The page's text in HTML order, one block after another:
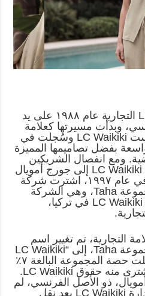
تأسست علامة LC Waikiki التجارية عام ١٩٨٨ على يد
وبدأت مسيرتها كعلامة
تجارية للبيع بالجملة. تأسست LC Waikiki وسُجلت في
بفضل تصاميمها المميزة
ومع انفصال الشريكين
المؤسسين، انتقلت ملكية LC Waikiki إلى جورج أمويال
ليصبح المساهم الوحيد. وفي عام ١٩٩٧، اشترت شركة
Tema Tekstil، التابعة لمجموعة Taha، وهي الشركة
المنتجة والمرخصة لعلامة LC Waikiki في تركيا،
التجارية، تم تغيير اسم
Tema Tekstil، التابعة لمجموعة Taha، إلى “LC Waikiki
Retailing Services”. ونُقلت حصة المجموعة البالغة ٧٪
إلى جورج أمويال، الذي اشترى منه حقوق LC Waikiki.
ذو الأصل الفرنسي، لم
يشارك بشكل فعّال في إدارة LC Waikiki بعد نقل